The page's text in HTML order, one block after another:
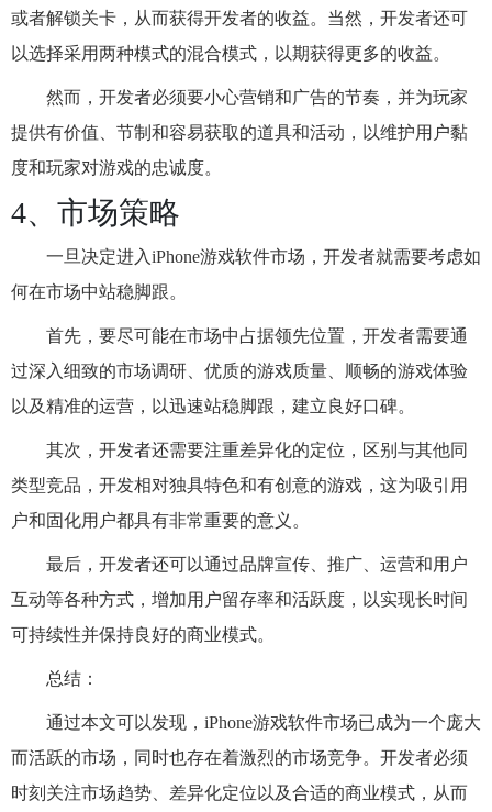
或者解锁关卡，从而获得开发者的收益。当然，开发者还可
以选择采用两种模式的混合模式，以期获得更多的收益。
然而，开发者必须要小心营销和广告的节奏，并为玩家
提供有价值、节制和容易获取的道具和活动，以维护用户黏
度和玩家对游戏的忠诚度。
4、市场策略
一旦决定进入iPhone游戏软件市场，开发者就需要考虑如
何在市场中站稳脚跟。
首先，要尽可能在市场中占据领先位置，开发者需要通
过深入细致的市场调研、优质的游戏质量、顺畅的游戏体验
以及精准的运营，以迅速站稳脚跟，建立良好口碑。
其次，开发者还需要注重差异化的定位，区别与其他同
类型竞品，开发相对独具特色和有创意的游戏，这为吸引用
户和固化用户都具有非常重要的意义。
最后，开发者还可以通过品牌宣传、推广、运营和用户
互动等各种方式，增加用户留存率和活跃度，以实现长时间
可持续性并保持良好的商业模式。
总结：
通过本文可以发现，iPhone游戏软件市场已成为一个庞大
而活跃的市场，同时也存在着激烈的市场竞争。开发者必须
时刻关注市场趋势、差异化定位以及合适的商业模式，从而